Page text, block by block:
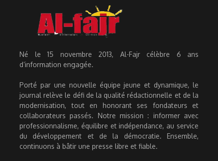
Né le 15 novembre 2013, Al-Fajr célèbre 6 ans
d’information engagée.
Porté par une nouvelle équipe jeune et dynamique, le
journal relève le défi de la qualité rédactionnelle et de la
modernisation, tout en honorant ses fondateurs et
collaborateurs passés. Notre mission : informer avec
professionnalisme, équilibre et indépendance, au service
du développement et de la démocratie. Ensemble,
continuons à bâtir une presse libre et fiable.